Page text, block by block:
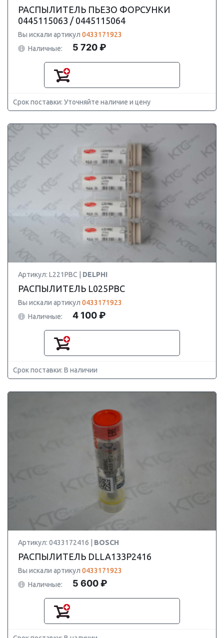
РАСПЫЛИТЕЛЬ ПЬЕЗО ФОРСУНКИ
0445115063 / 0445115064
Вы искали артикул 0433171923
Наличные:
5 720 ₽
Срок поставки: Уточняйте наличие и цену
Артикул: L221PBC | DELPHI
РАСПЫЛИТЕЛЬ L025PBC
Вы искали артикул 0433171923
Наличные:
4 100 ₽
Срок поставки: В наличии
Артикул: 0433172416 | BOSCH
РАСПЫЛИТЕЛЬ DLLA133P2416
Вы искали артикул 0433171923
Наличные:
5 600 ₽